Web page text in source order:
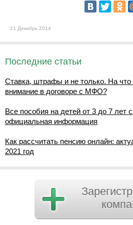
21 Декабрь 2014
Последние статьи
Ставка, штрафы и не только. На
внимание в договоре с МФО?
Все пособия на детей от 3 до 7 лет
официальная информация
Как рассчитать пенсию онлайн:
2021 год